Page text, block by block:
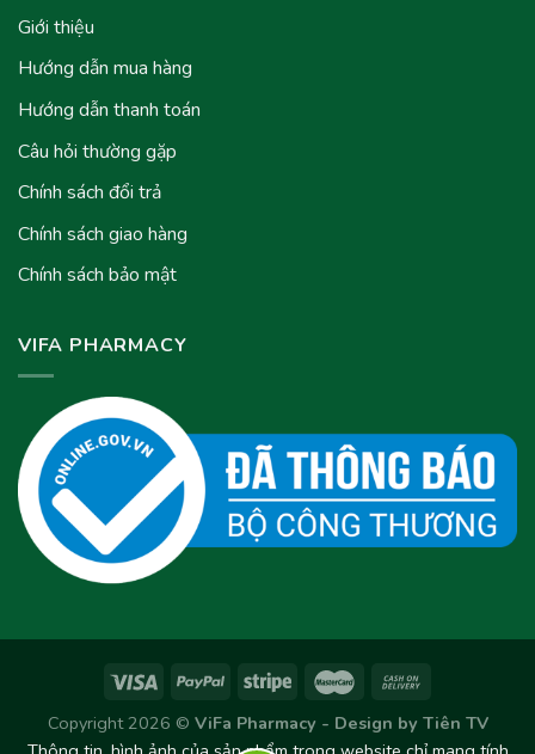
Giới thiệu
Hướng dẫn mua hàng
Hướng dẫn thanh toán
Câu hỏi thường gặp
Chính sách đổi trả
Chính sách giao hàng
Chính sách bảo mật
VIFA PHARMACY
Copyright 2026 © ViFa Pharmacy - Design by Tiên TV